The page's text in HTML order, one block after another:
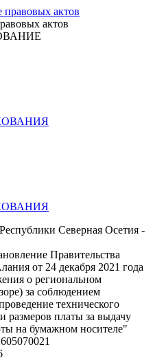
актов
Северная Осетия -
Правительства
от 24 декабря 2021 года
о региональном
за соблюдением
технического
размеров платы за выдачу
на бумажном носителе"